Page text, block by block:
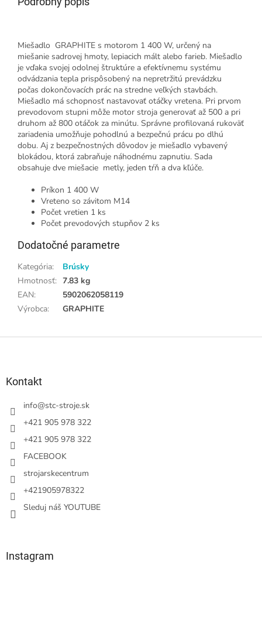
Miešadlo GRAPHITE s motorom 1 400 W, určený na
miešanie sadrovej hmoty, lepiacich mált alebo farieb. Miešadlo
je vďaka svojej odolnej štruktúre a efektívnemu systému
odvádzania tepla prispôsobený na nepretržitú prevádzku
počas dokončovacích prác na stredne veľkých stavbách.
Miešadlo má schopnosť nastavovať otáčky vretena. Pri prvom
prevodovom stupni môže motor stroja generovať až 500 a pri
druhom až 800 otáčok za minútu. Správne profilovaná rukoväť
zariadenia umožňuje pohodlnú a bezpečnú prácu po dlhú
dobu. Aj z bezpečnostných dôvodov je miešadlo vybavený
blokádou, ktorá zabraňuje náhodnému zapnutiu. Sada
obsahuje dve miešacie metly, jeden tŕň a dva kľúče.
Príkon 1 400 W
Vreteno so závitom M14
Počet vretien 1 ks
Počet prevodových stupňov 2 ks
Dodatočné parametre
Kategória:
Brúsky
Hmotnosť: 7.83 kg
EAN:
5902062058119
Výrobca: GRAPHITE
Kontakt
info@stc-stroje.sk
+421 905 978 322
+421 905 978 322
FACEBOOK
strojarskecentrum
+421905978322
Sleduj náš YOUTUBE
Instagram